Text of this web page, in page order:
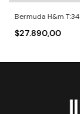
Bermuda H&m T:34
$27.890,00